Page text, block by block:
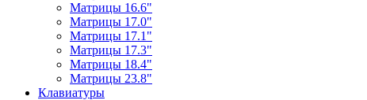
Матрицы 16.6"
Матрицы 17.0"
Матрицы 17.1"
Матрицы 17.3"
Матрицы 18.4"
Матрицы 23.8"
Клавиатуры